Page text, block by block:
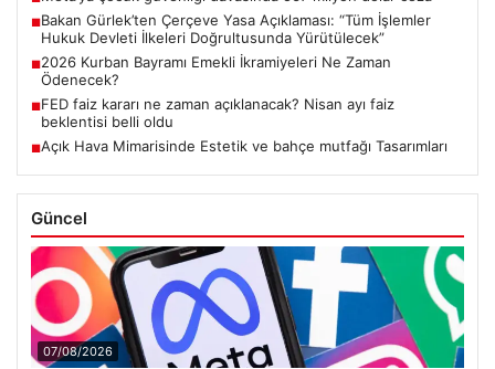
■Bakan Gürlek’ten Çerçeve Yasa Açıklaması: “Tüm İşlemler
Hukuk Devleti İlkeleri Doğrultusunda Yürütülecek”
■2026 Kurban Bayramı Emekli İkramiyeleri Ne Zaman
Ödenecek?
■FED faiz kararı ne zaman açıklanacak? Nisan ayı faiz
beklentisi belli oldu
■Açık Hava Mimarisinde Estetik ve bahçe mutfağı Tasarımları
Güncel
07/08/2026